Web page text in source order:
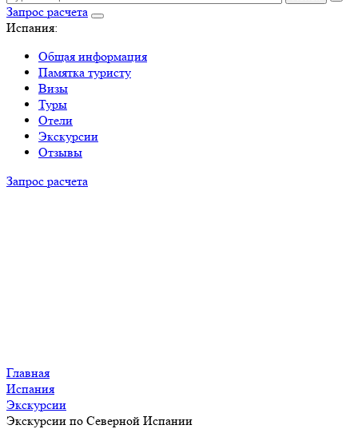
Запрос расчета
Испания:
Общая информация
Памятка туристу
Визы
Туры
Отели
Экскурсии
Отзывы
Запрос расчета
Главная
Испания
Экскурсии
Экскурсии по Северной Испании